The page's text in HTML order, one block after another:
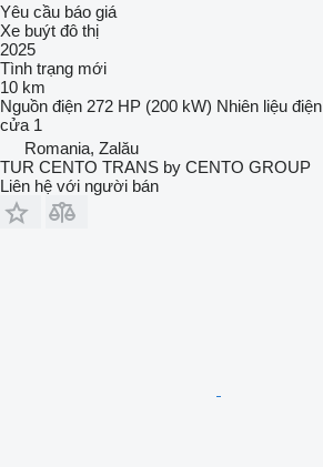
Yêu cầu báo giá
Xe buýt đô thị
2025
Tình trạng mới
10 km
Nguồn điện 272 HP (200 kW) Nhiên liệu điện
cửa 1
Romania, Zalău
TUR CENTO TRANS by CENTO GROUP
Liên hệ với người bán